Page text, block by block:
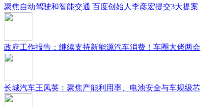
聚焦自动驾驶和智能交通 百度创始人李彦宏提交3大提案
政府工作报告：继续支持新能源汽车消费！车圈大佬两会
长城汽车王凤英：聚焦产能利用率、电池安全与车规级芯